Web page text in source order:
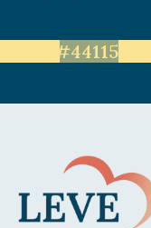
LEVE: #44115